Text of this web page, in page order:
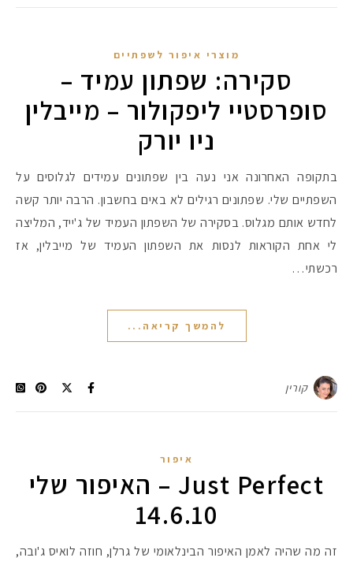
מוצרי איפור לשפתיים
סקירה: שפתון עמיד –
סופרסטיי ליפקולור – מייבלין
ניו יורק
בתקופה האחרונה אני נעה בין שפתונים עמידים לגלוסים על
השפתיים שלי. שפתונים רגילים לא באים בחשבון. הרבה יותר קשה
לחדש אותם מגלוס. בסקירה של השפתון העמיד של ג'ייד, המליצה
לי אחת הקוראות לנסות את השפתון העמיד של מייבלין, אז
רכשתי…
להמשך קריאה...
קורין
איפור
Just Perfect – האיפור שלי
14.6.10
זה מה שהיה לאמן האיפור הבינלאומי של גרלן, חוזה לואיס ג'ובה,